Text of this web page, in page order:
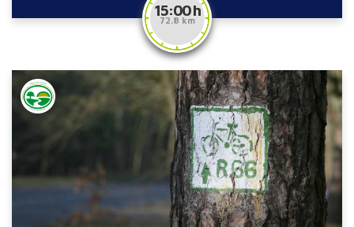
15:00 h
72.8 km